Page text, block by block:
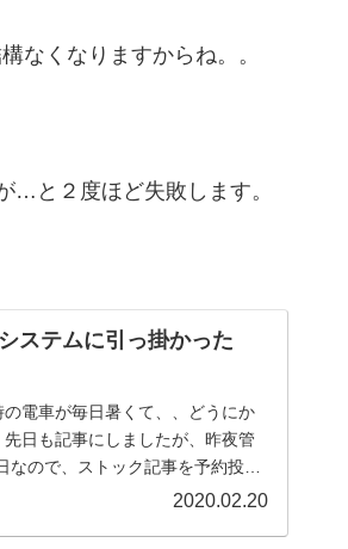
なくなりますからね。。
…と２度ほど失敗します。
ステムに引っ掛かった
電車が毎日暑くて、、どうにか
日も記事にしましたが、昨夜管
なので、ストック記事を予約投稿
2020.02.20